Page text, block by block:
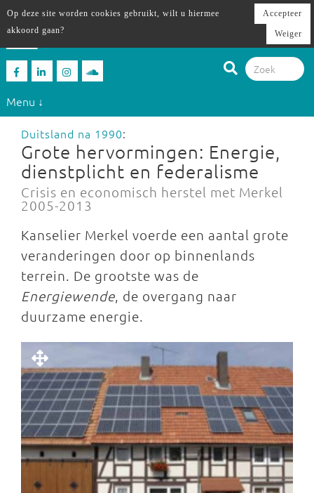
Menu ↓
Duitsland na 1990:
Grote hervormingen: Energie,
dienstplicht en federalisme
Crisis en economisch herstel met Merkel
2005-2013
Kanselier Merkel voerde een aantal grote
veranderingen door op binnenlands
terrein. De grootste was de
Energiewende, de overgang naar
duurzame energie.
Op deze site worden cookies gebruikt, wilt u hiermee
akkoord gaan?
Accepteer
Weiger